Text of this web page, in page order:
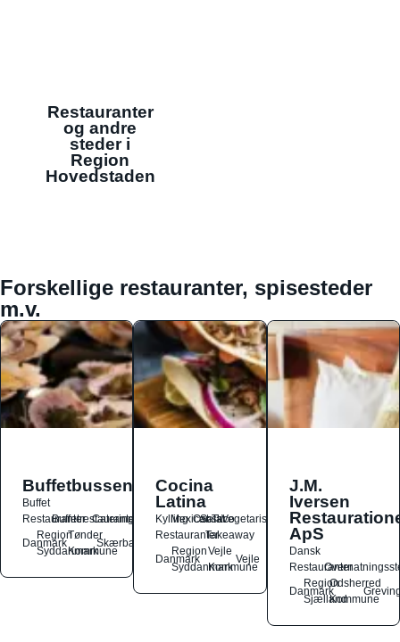
Restauranter
og andre
steder i
Region
Hovedstaden
Forskellige restauranter, spisesteder
m.v.
Buffetbussen
Buffet
Restauranter
Buffetrestauranter
Catering
Danmark
Region
Syddanmark
Tønder
Kommune
Skærbæk
Cocina
Latina
Kylling
Mexicansk
OstSalat
TacoVegetarisk
RestauranterTakeaway
Danmark
Region
Syddanmark
Vejle
Kommune
Vejle
J.M.
Iversen
ApS
Dansk
Restauranter
Danmark
Region
Sjælland
Odsherred
Kommune